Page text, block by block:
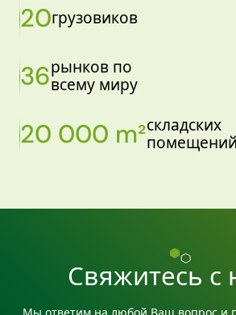
20грузовиков
36рынков по
всему миру
20 000 m²складских
помещений
Свяжитесь с